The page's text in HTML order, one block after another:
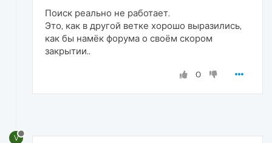
Поиск реально не работает.
Это, как в другой ветке хорошо выразились,
как бы намёк форума о своём скором
закрытии..
0
V